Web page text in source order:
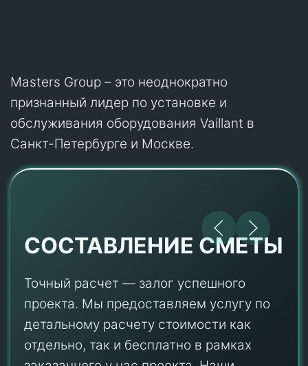
Masters Group – это неоднократно
признанный лидер по установке и
обслуживания оборудования Vaillant в
Санкт-Петербурге и Москве.
СОСТАВЛЕНИЕ СМЕТЫ
Точный расчет — залог успешного
проекта. Мы предоставляем услугу по
детальному расчету стоимости как
отдельно, так и бесплатно в рамках